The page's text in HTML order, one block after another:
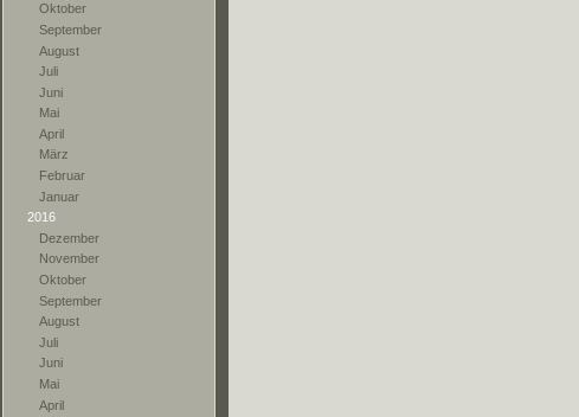
Oktober
September
August
Juli
Juni
Mai
April
März
Februar
Januar
2016
Dezember
November
Oktober
September
August
Juli
Juni
Mai
April